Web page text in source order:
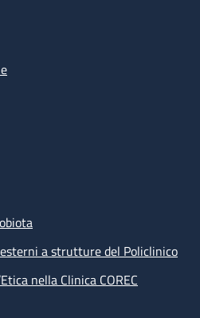
a strutture del Policlinico
nella Clinica COREC